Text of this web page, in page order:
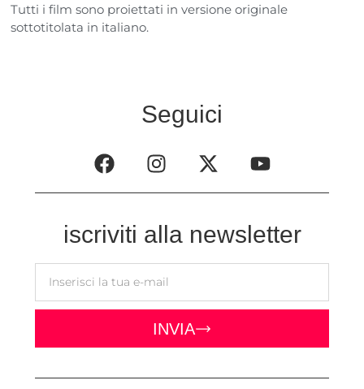
Tutti i film sono proiettati in versione originale
sottotitolata in italiano.
Seguici
iscriviti alla newsletter
INVIA